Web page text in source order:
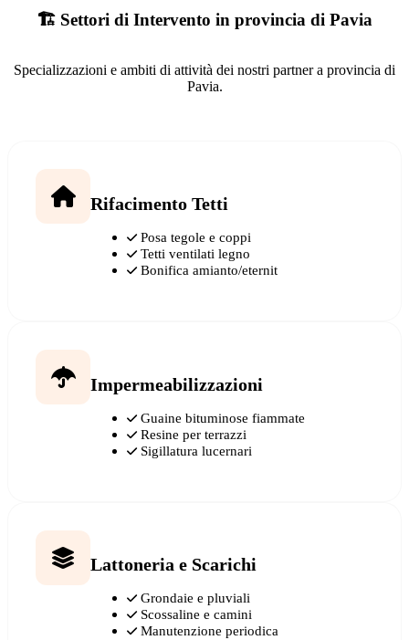
🏗️ Settori di Intervento in provincia di Pavia
Specializzazioni e ambiti di attività dei nostri partner a provincia di
Pavia.
Rifacimento Tetti
Posa tegole e coppi
Tetti ventilati legno
Bonifica amianto/eternit
Impermeabilizzazioni
Guaine bituminose fiammate
Resine per terrazzi
Sigillatura lucernari
Lattoneria e Scarichi
Grondaie e pluviali
Scossaline e camini
Manutenzione periodica